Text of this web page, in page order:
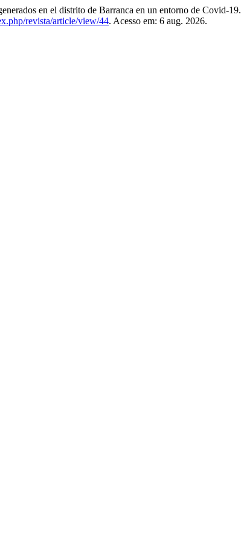
en el distrito de Barranca en un entorno de Covid-19.
revista/article/view/44. Acesso em: 6 aug. 2026.